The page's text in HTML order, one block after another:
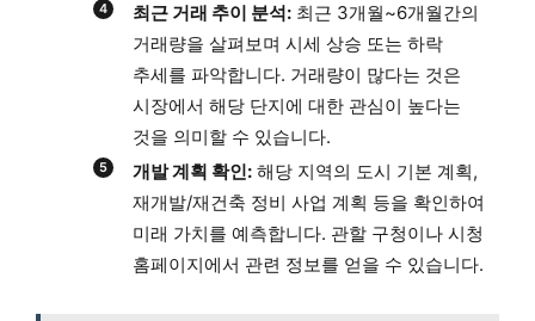
최근 거래 추이 분석: 최근 3개월~6개월간의
거래량을 살펴보며 시세 상승 또는 하락
추세를 파악합니다. 거래량이 많다는 것은
시장에서 해당 단지에 대한 관심이 높다는
것을 의미할 수 있습니다.
개발 계획 확인: 해당 지역의 도시 기본 계획,
재개발/재건축 정비 사업 계획 등을 확인하여
미래 가치를 예측합니다. 관할 구청이나 시청
홈페이지에서 관련 정보를 얻을 수 있습니다.